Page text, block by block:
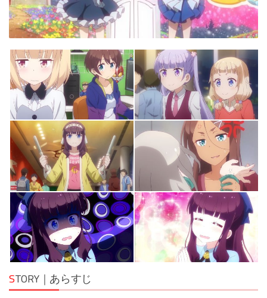
STORY｜あらすじ